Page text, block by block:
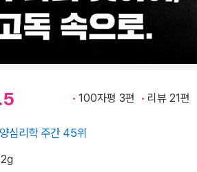
100자평 3편 리뷰 21편
심리학 주간 45위